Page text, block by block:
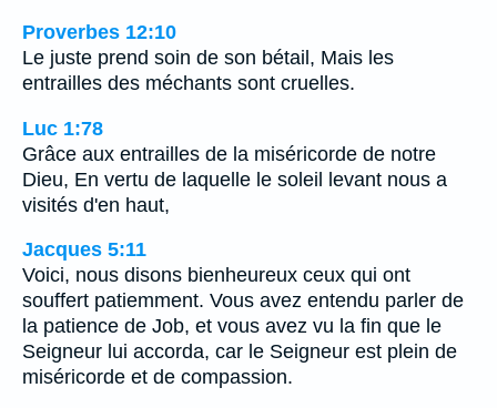
Proverbes 12:10
Le juste prend soin de son bétail, Mais les
entrailles des méchants sont cruelles.
Luc 1:78
Grâce aux entrailles de la miséricorde de notre
Dieu, En vertu de laquelle le soleil levant nous a
visités d'en haut,
Jacques 5:11
Voici, nous disons bienheureux ceux qui ont
souffert patiemment. Vous avez entendu parler de
la patience de Job, et vous avez vu la fin que le
Seigneur lui accorda, car le Seigneur est plein de
miséricorde et de compassion.